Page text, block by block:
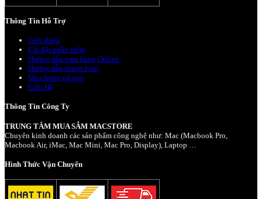
Thông Tin Hỗ Trợ
Giới thiệu
Cài đặt phần mềm
Hướng dẫn mua hàng Online
Hướng dẫn thanh toán
Mua hàng trả góp
Liên Hệ
Thông Tin Công Ty
TRUNG TÂM MUA SẮM MACSTORE
Chuyên kinh doanh các sản phẩm công nghệ như: Mac (Macbook Pro,
Macbook Air, iMac, Mac Mini, Mac Pro, Display), Laptop …
Hình Thức Vận Chuyển